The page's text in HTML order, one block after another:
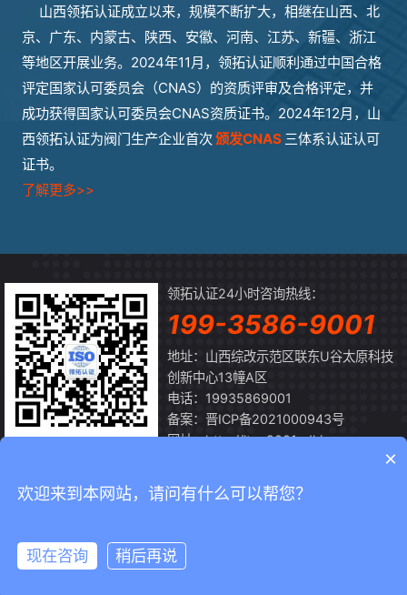
山西领拓认证成立以来，规模不断扩大，相继在山西、北
京、广东、内蒙古、陕西、安徽、河南、江苏、新疆、浙江
等地区开展业务。2024年11月，领拓认证顺利通过中国合格
评定国家认可委员会（CNAS）的资质评审及合格评定，并
成功获得国家认可委员会CNAS资质证书。2024年12月，山
西领拓认证为阀门生产企业首次 颁发CNAS 三体系认证认可
证书。
了解更多>>
领拓认证24小时咨询热线：
199-3586-9001
地址：山西综改示范区联东U谷太原科技
创新中心13幢A区
电话：19935869001
备案：晋ICP备2021000943号
网址：http://ltrz.9001sdkj.com
×
欢迎来到本网站，请问有什么可以帮您？
现在咨询 稍后再说